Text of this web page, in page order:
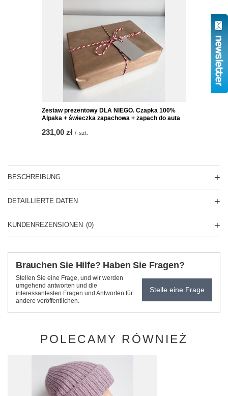
Zestaw prezentowy DLA NIEGO. Czapka 100%
Alpaka + świeczka zapachowa + zapach do auta
231,00 zł / szt.
BESCHREIBUNG
DETAILLIERTE DATEN
KUNDENREZENSIONEN (0)
Brauchen Sie Hilfe? Haben Sie Fragen?
Stellen Sie eine Frage, und wir werden
umgehend antworten und die
interessantesten Fragen und Antworten für
andere veröffentlichen.
Stelle eine Frage
POLECAMY RÓWNIEŻ